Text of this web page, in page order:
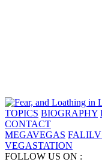
TOPICS BIOGRAPHY
CONTACT
MEGAVEGAS
VEGASTATION
FOLLOW US ON :